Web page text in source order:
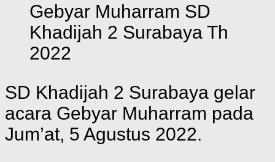
Gebyar Muharram SD
Khadijah 2 Surabaya Th
2022
SD Khadijah 2 Surabaya gelar
acara Gebyar Muharram pada
Jum’at, 5 Agustus 2022.